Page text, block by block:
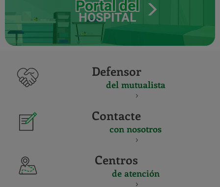
Portal del
HOSPITAL
Defensor
del mutualista
Contacte
con nosotros
Centros
de atención